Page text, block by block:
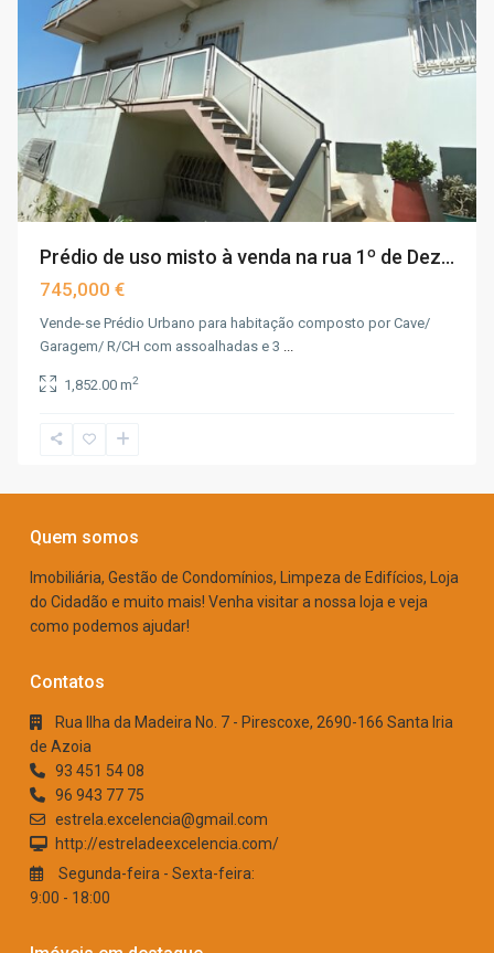
Prédio de uso misto à venda na rua 1º de Dez...
745,000 €
Vende-se Prédio Urbano para habitação composto por Cave/
Garagem/ R/CH com assoalhadas e 3
1,852.00 m2
Quem somos
Imobiliária, Gestão de Condomínios, Limpeza de Edifícios, Loja
do Cidadão e muito mais! Venha visitar a nossa loja e veja
como podemos ajudar!
Contatos
Rua Ilha da Madeira No. 7 - Pirescoxe, 2690-166 Santa Iria
de Azoia
93 451 54 08
96 943 77 75
estrela.excelencia@gmail.com
http://estreladeexcelencia.com/
Segunda-feira - Sexta-feira:
9:00 - 18:00